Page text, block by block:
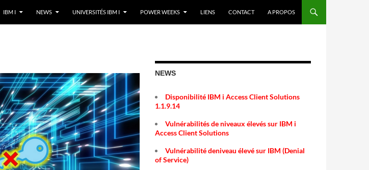
IBM I NEWS UNIVERSITÉS IBM I POWER WEEKS LIENS CONTACT A PROPOS
NEWS
Disponibilité IBM i Access Client Solutions
1.1.9.14
Vulnérabilités de niveaux élevés sur IBM i
Access Client Solutions
Vulnérabilité deniveau élevé sur IBM (Denial
of Service)